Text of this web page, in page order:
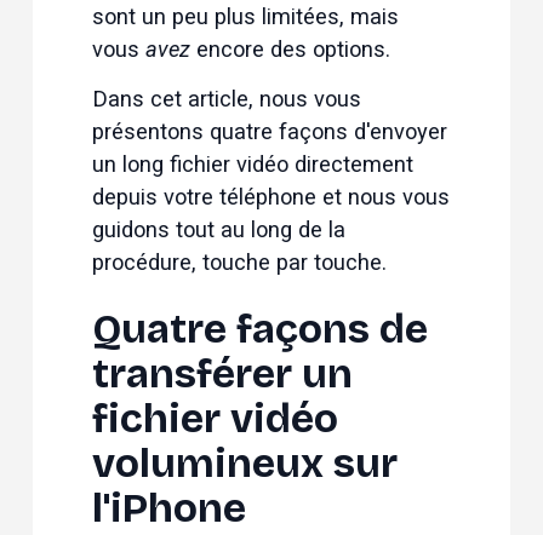
sont un peu plus limitées, mais
vous avez encore des options.
Dans cet article, nous vous
présentons quatre façons d'envoyer
un long fichier vidéo directement
depuis votre téléphone et nous vous
guidons tout au long de la
procédure, touche par touche.
Quatre façons de
transférer un
fichier vidéo
volumineux sur
l'iPhone